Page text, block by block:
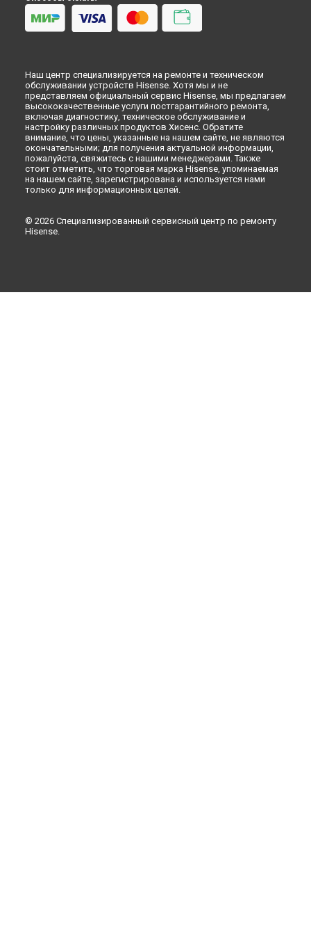
Наш центр специализируется на ремонте и техническом
обслуживании устройств Hisense. Хотя мы и не
представляем официальный сервис Hisense, мы предлагаем
высококачественные услуги постгарантийного ремонта,
включая диагностику, техническое обслуживание и
настройку различных продуктов Хисенс. Обратите
внимание, что цены, указанные на нашем сайте, не являются
окончательными; для получения актуальной информации,
пожалуйста, свяжитесь с нашими менеджерами. Также
стоит отметить, что торговая марка Hisense, упоминаемая
на нашем сайте, зарегистрирована и используется нами
только для информационных целей.
© 2026 Специализированный сервисный центр по ремонту
Hisense.